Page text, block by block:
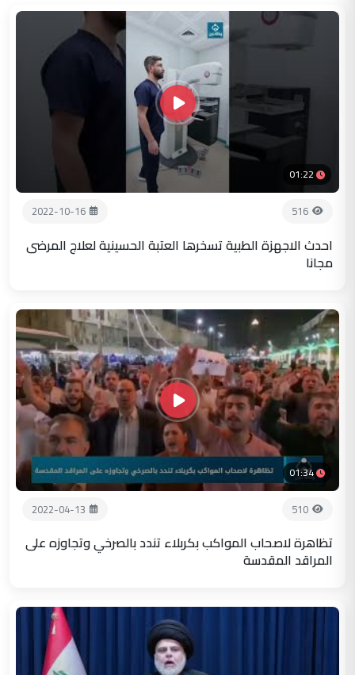
01:22
516
2022-10-16
احدث الاجهزة الطبية تسخرها العتبة الحسينية لعلاج المرضى
مجانا
01:34
510
2022-04-13
تظاهرة لاصحاب المواكب بكربلاء تندد بالصرخي وتجاوزه على
المراقد المقدسة